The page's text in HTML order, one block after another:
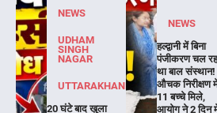
NEWS
UDHAM
SINGH
NAGAR
UTTARAKHAND
20 घंटे बाद खुला
NEWS
हल्द्वानी में बिना
पंजीकरण चल
था बाल संस्थान!
औचक निरीक्षण
11 बच्चे मिले,
आयोग ने 2 दिन